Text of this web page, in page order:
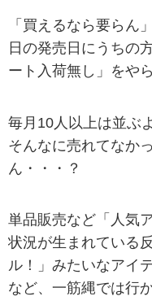
「買えるなら要らん
日の発売日にうちの
ート入荷無し」をや
毎月10人以上は並ぶ
そんなに売れてなか
ん・・・？
単品販売など「人気
状況が生まれている
ル！」みたいなアイ
など、一筋縄では行